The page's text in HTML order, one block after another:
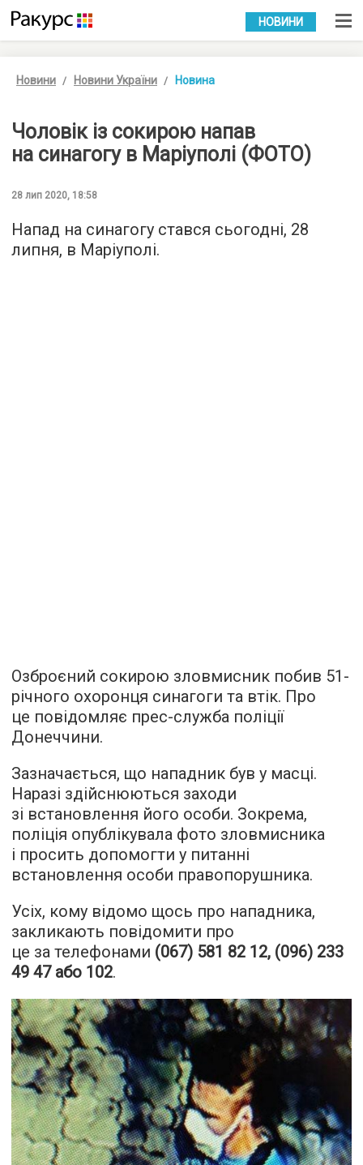
УКР РУС
НОВИНИ
Новини Новини України Новина
Чоловік із сокирою напав
на синагогу в Маріуполі (ФОТО)
28 лип 2020, 18:58
Напад на синагогу стався сьогодні, 28
липня, в Маріуполі.
Озброєний сокирою зловмисник побив 51-
річного охоронця синагоги та втік. Про
це повідомляє прес-служба поліції
Донеччини.
Зазначається, що нападник був у масці.
Наразі здійснюються заходи
зі встановлення його особи. Зокрема,
поліція опублікувала фото зловмисника
і просить допомогти у питанні
встановлення особи правопорушника.
Усіх, кому відомо щось про нападника,
закликають повідомити про
це за телефонами (067) 581 82 12, (096) 233
49 47 або 102.